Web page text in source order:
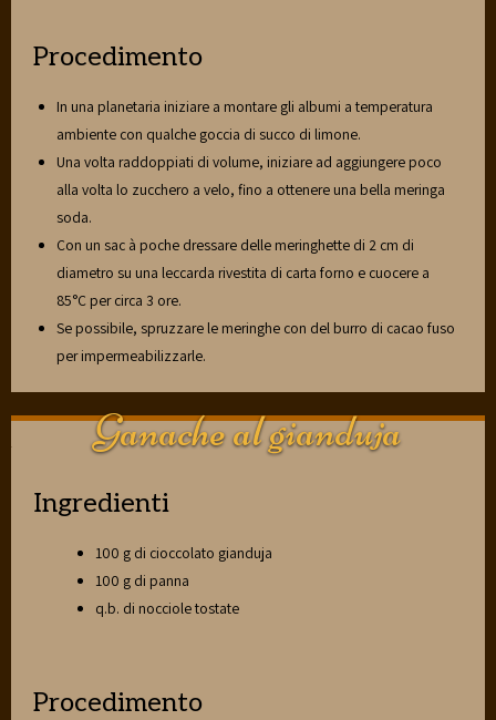
Procedimento
In una planetaria iniziare a montare gli albumi a temperatura
ambiente con qualche goccia di succo di limone.
Una volta raddoppiati di volume, iniziare ad aggiungere poco
alla volta lo zucchero a velo, fino a ottenere una bella meringa
soda.
Con un sac à poche dressare delle meringhette di 2 cm di
diametro su una leccarda rivestita di carta forno e cuocere a
85°C per circa 3 ore.
Se possibile, spruzzare le meringhe con del burro di cacao fuso
per impermeabilizzarle.
Ganache al gianduja
Ingredienti
100 g di cioccolato gianduja
100 g di panna
q.b. di nocciole tostate
Procedimento